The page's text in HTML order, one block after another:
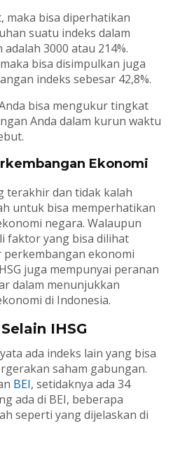
maka bisa diperhatikan
suatu indeks dalam
3000 atau 214%.
bisa disimpulkan juga
indeks sebesar 42,8%.
bisa mengukur tingkat
Anda dalam kurun waktu
Ekonomi
terakhir dan tidak kalah
untuk bisa memperhatikan
negara. Walaupun
faktor yang bisa dilihat
ekonomi
juga mempunyai peranan
dalam menunjukkan
di Indonesia.
IHSG
ada indeks lain yang bisa
saham gabungan.
BEI, setidaknya ada 34
ada di BEI, beberapa
seperti yang dijelaskan di